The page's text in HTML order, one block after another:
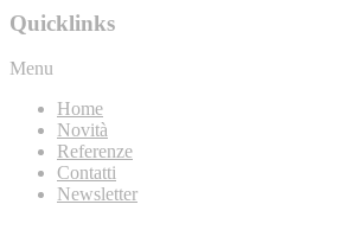
Quicklinks
Menu
Home
Novità
Referenze
Contatti
Newsletter